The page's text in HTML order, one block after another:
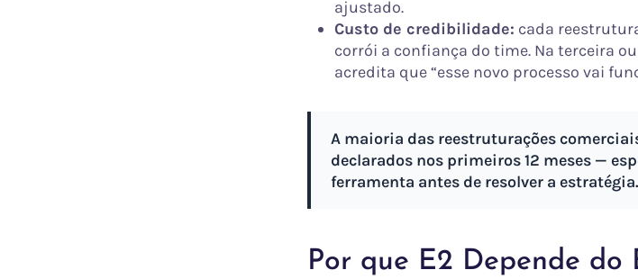
ajustado.
Custo de credibilidade: cada
corrói a confiança do time. Na terceira
acredita que “esse novo processo vai
A maioria das reestruturações
declarados nos primeiros 12 meses —
ferramenta antes de resolver a estratégia.
Por que E2 Depende do